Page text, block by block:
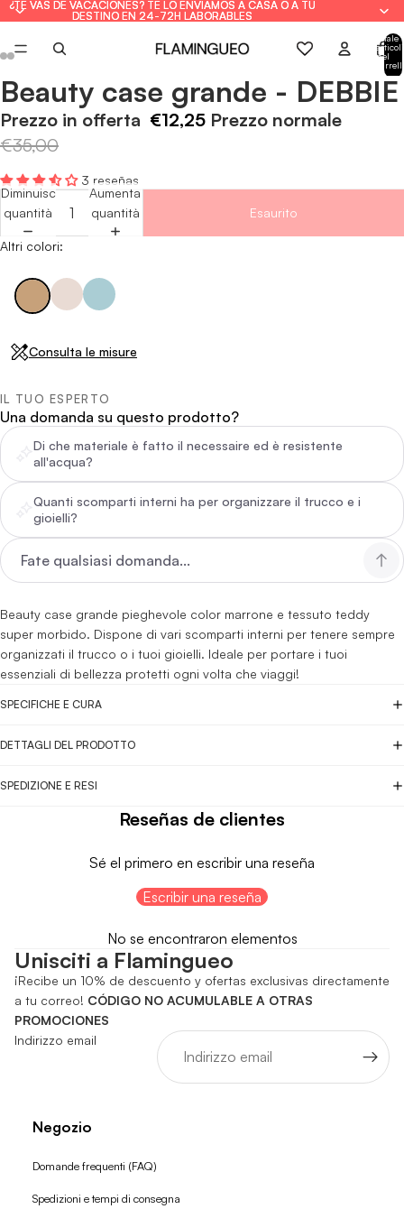
¿TE VAS DE VACACIONES? TE LO ENVIAMOS A CASA O A TU
DESTINO EN 24-72H LABORABLES
¿TE VAS DE VACACIONES? TE LO ENVIAMOS A CASA O A TU
DESTINO EN 24-72H LABORABLES
Totale
articoli
nel
Apri
immagine
a
schermo
Apri
immagine
a
schermo
Apri
immagine
a
schermo
Apri
immagine
a
schermo
Apri
immagine
a
schermo
Apri
immagine
a
schermo
Beauty case grande - DEBBIE
Prezzo in offerta €12,25 Prezzo normale
€35,00
3 reseñas
Diminuisci
quantità
Aumenta
quantità
Esaurito
Altri colori:
Consulta le misure
IL TUO ESPERTO
Una domanda su questo prodotto?
Di che materiale è fatto il necessaire ed è resistente
all'acqua?
Quanti scomparti interni ha per organizzare il trucco e i
gioielli?
Beauty case grande pieghevole color marrone e tessuto teddy
super morbido. Dispone di vari scomparti interni per tenere sempre
organizzati il trucco o i tuoi gioielli. Ideale per portare i tuoi
essenziali di bellezza protetti ogni volta che viaggi!
SPECIFICHE E CURA
DETTAGLI DEL PRODOTTO
SPEDIZIONE E RESI
Reseñas de clientes
Sé el primero en escribir una reseña
Escribir una reseña
No se encontraron elementos
Unisciti a Flamingueo
¡Recibe un 10% de descuento y ofertas exclusivas directamente
a tu correo! CÓDIGO NO ACUMULABLE A OTRAS
PROMOCIONES
Indirizzo email
Negozio
Domande frequenti (FAQ)
Spedizioni e tempi di consegna